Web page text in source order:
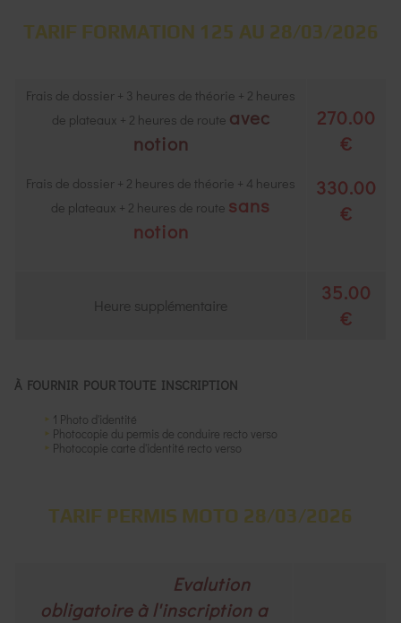
TARIF FORMATION 125 AU 28/03/2026
Frais de dossier + 3 heures de théorie + 2 heures
de plateaux + 2 heures de route avec
notion
Frais de dossier + 2 heures de théorie + 4 heures
de plateaux + 2 heures de route sans
notion
270.00
€
330.00
€
Heure supplémentaire
35.00
€
ÀFOURNIR POUR TOUTE INSCRIPTION
1 Photo d'identité
Photocopie du permis de conduire recto verso
Photocopie carte d'identité recto verso
TARIF PERMIS MOTO 28/03/2026
Evalution
obligatoire à l'inscription a